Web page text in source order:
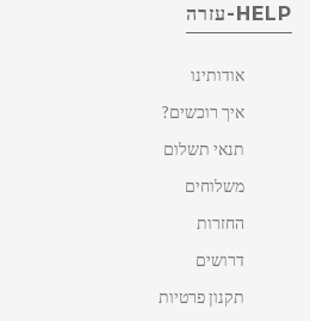
HELP-עזרה
אודותינו
איך רוכשים?
תנאי תשלום
משלוחים
החזרות
דרושים
תקנון פרטיות